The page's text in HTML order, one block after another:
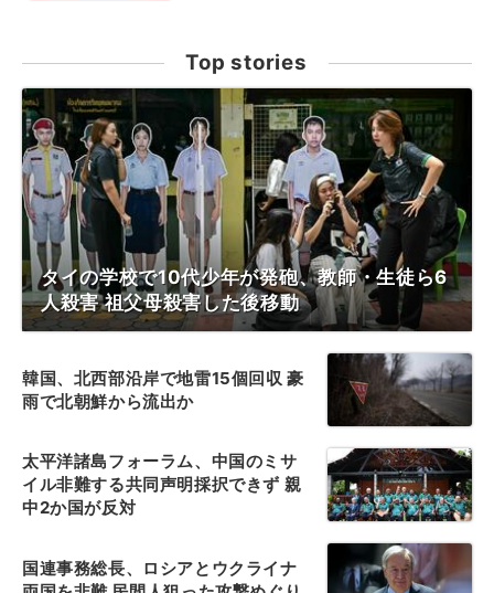
Top stories
タイの学校で10代少年が発砲、教師・生徒ら6
人殺害 祖父母殺害した後移動
韓国、北西部沿岸で地雷15個回収 豪
雨で北朝鮮から流出か
太平洋諸島フォーラム、中国のミサ
イル非難する共同声明採択できず 親
中2か国が反対
国連事務総長、ロシアとウクライナ